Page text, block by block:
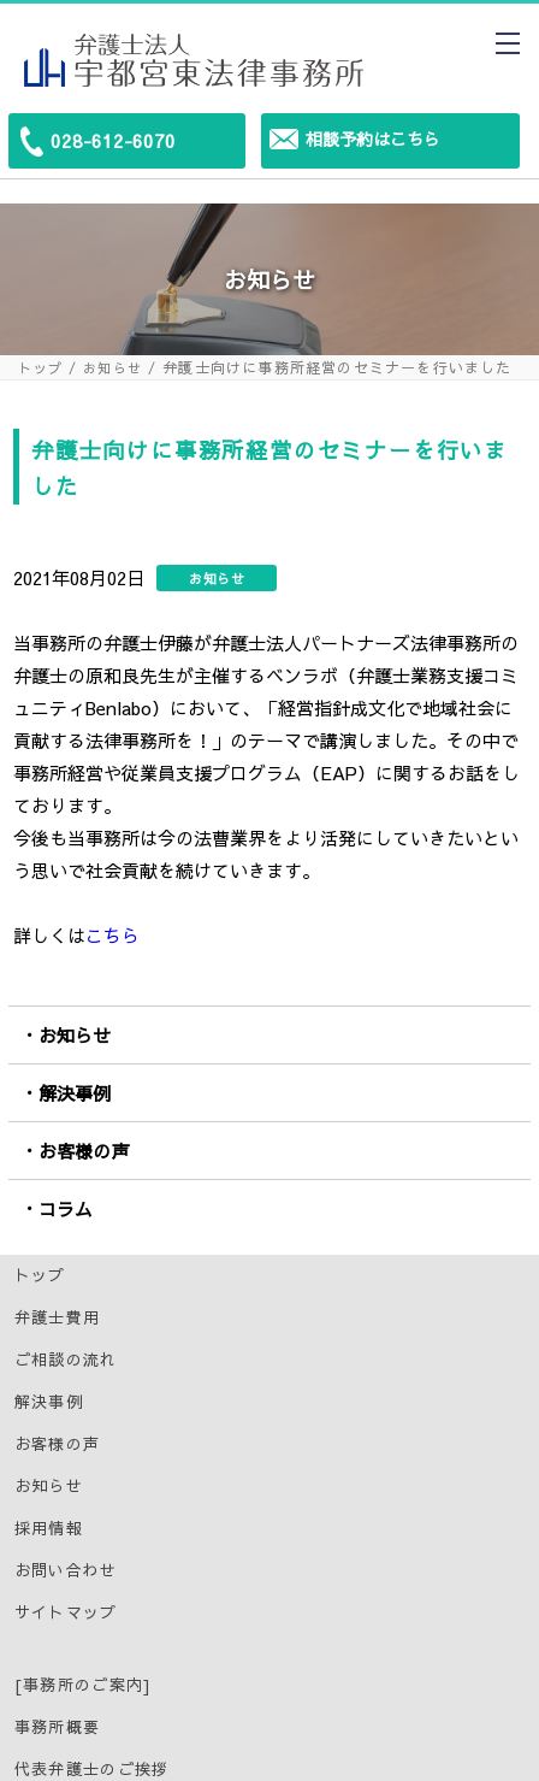
028-612-6070 相談予約はこちら
お知らせ
トップ お知らせ 弁護士向けに事務所経営のセミナーを行いました
弁護士向けに事務所経営のセミナーを行いま
した
2021年08月02日 お知らせ
当事務所の弁護士伊藤が弁護士法人パートナーズ法律事務所の
弁護士の原和良先生が主催するベンラボ（弁護士業務支援コミ
ュニティBenlabo）において、「経営指針成文化で地域社会に
貢献する法律事務所を！」のテーマで講演しました。その中で
事務所経営や従業員支援プログラム（EAP）に関するお話をし
ております。
今後も当事務所は今の法曹業界をより活発にしていきたいとい
う思いで社会貢献を続けていきます。
詳しくはこちら
お知らせ
解決事例
お客様の声
コラム
トップ
弁護士費用
ご相談の流れ
解決事例
お客様の声
お知らせ
採用情報
お問い合わせ
サイトマップ
[事務所のご案内]
事務所概要
代表弁護士のご挨拶